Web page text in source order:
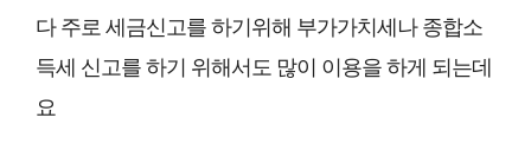
다 주로 세금신고를 하기위해 부가가치세나 종합소
득세 신고를 하기 위해서도 많이 이용을 하게 되는데
요